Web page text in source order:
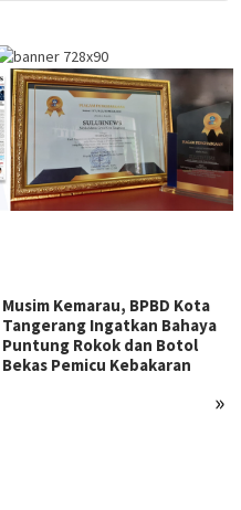
»
Musim Kemarau, BPBD Kota
Tangerang Ingatkan Bahaya
Puntung Rokok dan Botol
Bekas Pemicu Kebakaran